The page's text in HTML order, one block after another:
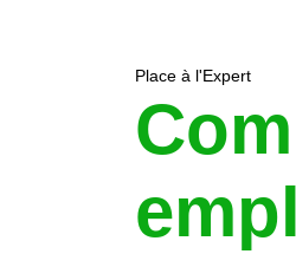
Place à l'Expert